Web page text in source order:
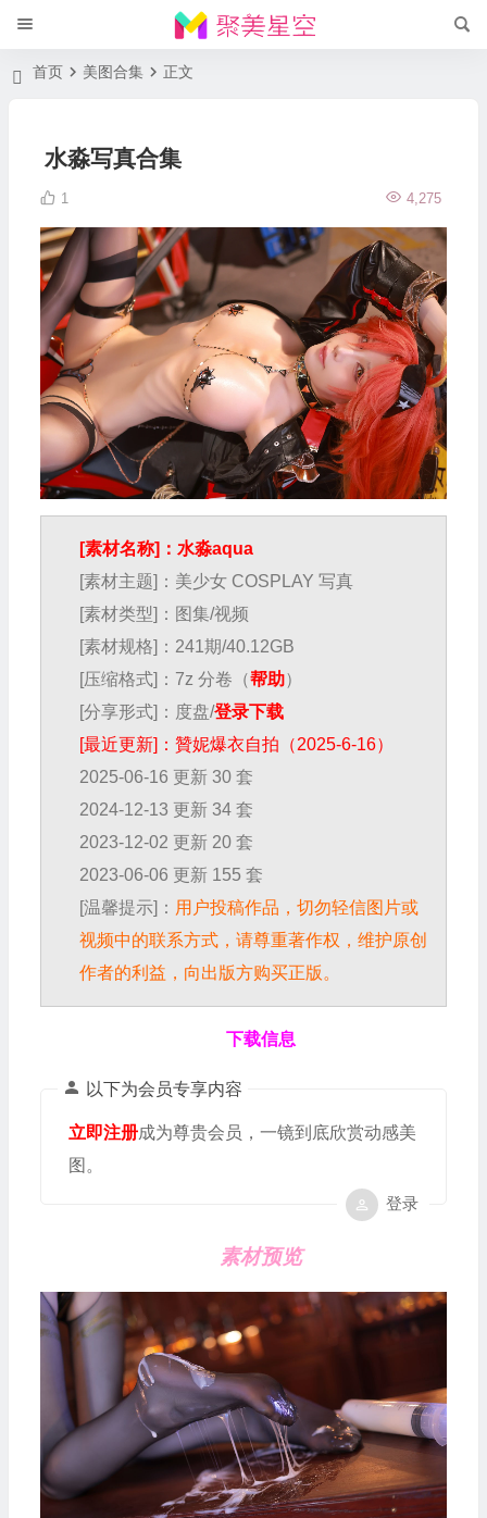
首页 美图合集 正文
水淼写真合集
4,275
1
[素材名称]：水淼aqua
[素材主题]：美少女 COSPLAY 写真
[素材类型]：图集/视频
[素材规格]：241期/40.12GB
[压缩格式]：7z 分卷（帮助）
[分享形式]：度盘/登录下载
[最近更新]：贊妮爆衣自拍（2025-6-16）
2025-06-16 更新 30 套
2024-12-13 更新 34 套
2023-12-02 更新 20 套
2023-06-06 更新 155 套
[温馨提示]： 用户投稿作品，切勿轻信图片或
视频中的联系方式，请尊重著作权，维护原创
作者的利益，向出版方购买正版。
下载信息
以下为会员专享内容
立即注册成为尊贵会员，一镜到底欣赏动感美
图。
登录
素材预览